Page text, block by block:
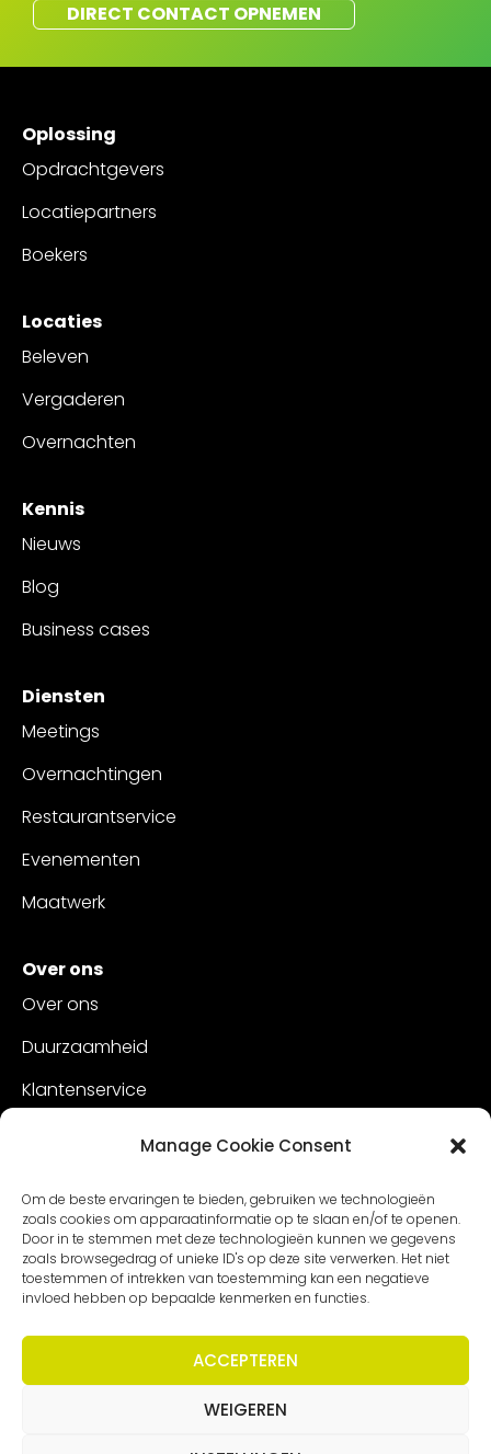
Manage Cookie Consent
Om de beste ervaringen te bieden, gebruiken we technologieën
zoals cookies om apparaatinformatie op te slaan en/of te openen.
Door in te stemmen met deze technologieën kunnen we gegevens
zoals browsegedrag of unieke ID's op deze site verwerken. Het niet
toestemmen of intrekken van toestemming kan een negatieve
invloed hebben op bepaalde kenmerken en functies.
ACCEPTEREN
WEIGEREN
DIRECT CONTACT OPNEMEN
Oplossing
Opdrachtgevers
Locatiepartners
Boekers
Locaties
Beleven
Vergaderen
Overnachten
Kennis
Nieuws
Blog
Business cases
Diensten
Meetings
Overnachtingen
Restaurantservice
Evenementen
Maatwerk
Over ons
Over ons
Duurzaamheid
Klantenservice